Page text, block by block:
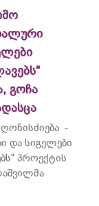
გოჩა
ღონისძიება -
და სიგელები
პროექტის